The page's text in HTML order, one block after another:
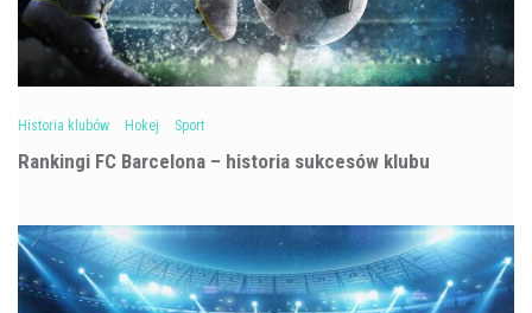
Historia klubów Hokej Sport
Rankingi FC Barcelona – historia sukcesów klubu